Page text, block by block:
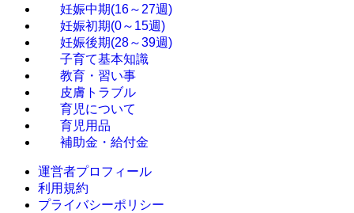
妊娠中期(16～27週)
妊娠初期(0～15週)
妊娠後期(28～39週)
子育て基本知識
教育・習い事
皮膚トラブル
育児について
育児用品
補助金・給付金
運営者プロフィール
利用規約
プライバシーポリシー